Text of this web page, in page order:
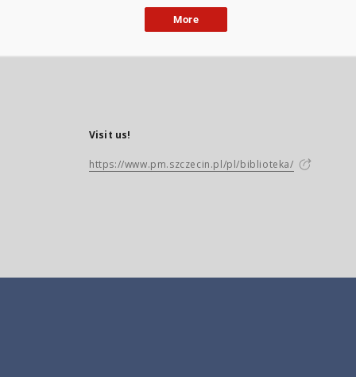
More
Visit us!
https://www.pm.szczecin.pl/pl/biblioteka/